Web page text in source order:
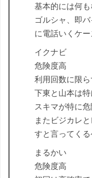
基本的には何も
ゴルシャ、即
に電話いくケー
イクナビ
危険度高
利用回数に限ら
下東と山本は
スキマが特に危
またビジカレ
すと言ってく
まるかい
危険度高